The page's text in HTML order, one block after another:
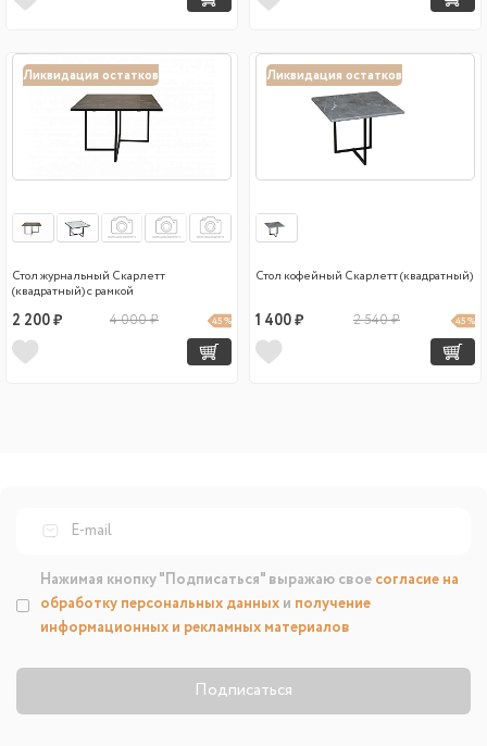
Ликвидация остатков
Стол журнальный Скарлетт
(квадратный) с рамкой
2 200 ₽ 4 000 ₽ 45 %
Ликвидация остатков
Стол кофейный Скарлетт (квадратный)
1 400 ₽ 2 540 ₽ 45 %
Подписаться
Нажимая кнопку "Подписаться" выражаю свое согласие на
обработку персональных данных и получение
информационных и рекламных материалов